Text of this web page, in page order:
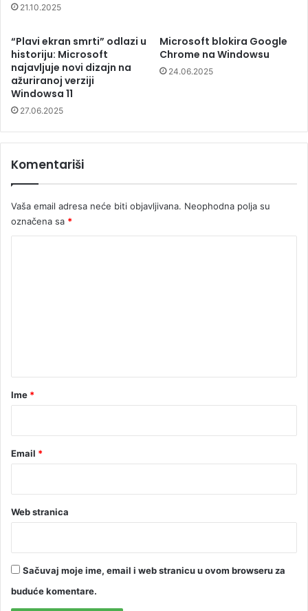
21.10.2025
“Plavi ekran smrti” odlazi u
historiju: Microsoft
najavljuje novi dizajn na
ažuriranoj verziji
Windowsa 11
27.06.2025
Microsoft blokira Google
Chrome na Windowsu
24.06.2025
Komentariši
Vaša email adresa neće biti objavljivana. Neophodna polja su
označena sa *
rIme *
Email *
Web stranica
Sačuvaj moje ime, email i web stranicu u ovom browseru za
buduće komentare.